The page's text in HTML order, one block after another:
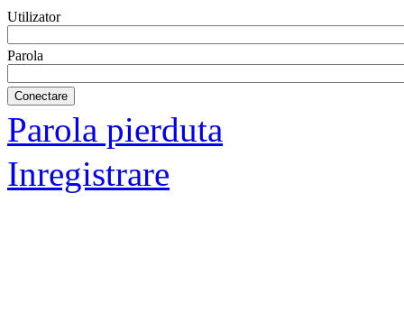
Utilizator
Parola
Parola pierduta
Inregistrare